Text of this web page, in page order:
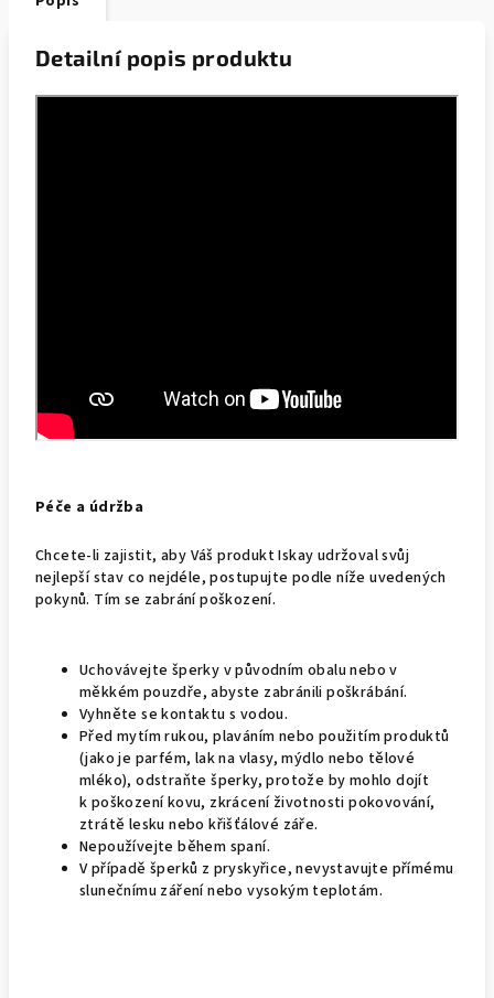
Detailní popis produktu
Péče a údržba
Chcete-li zajistit, aby Váš produkt Iskay udržoval svůj
nejlepší stav co nejdéle, postupujte podle níže uvedených
pokynů. Tím se zabrání poškození.
Uchovávejte šperky v původním obalu nebo v
měkkém pouzdře, abyste zabránili poškrábání.
Vyhněte se kontaktu s vodou.
Před mytím rukou, plaváním nebo použitím produktů
(jako je parfém, lak na vlasy, mýdlo nebo tělové
mléko), odstraňte šperky, protože by mohlo dojít
k poškození kovu, zkrácení životnosti pokovování,
ztrátě lesku nebo křišťálové záře.
Nepoužívejte během spaní.
V případě šperků z pryskyřice, nevystavujte přímému
slunečnímu záření nebo vysokým teplotám.